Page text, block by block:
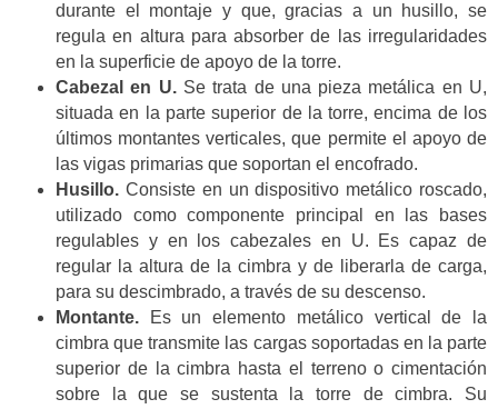
durante el montaje y que, gracias a un husillo, se
regula en altura para absorber de las irregularidades
en la superficie de apoyo de la torre.
Cabezal en U.Se trata de una pieza metálica en U,
situada en la parte superior de la torre, encima de los
últimos montantes verticales, que permite el apoyo de
las vigas primarias que soportan el encofrado.
Husillo. Consiste en un dispositivo metálico roscado,
utilizado como componente principal en las bases
regulables y en los cabezales en U. Es capaz de
regular la altura de la cimbra y de liberarla de carga,
para su descimbrado, a través de su descenso.
Montante. Es un elemento metálico vertical de la
cimbra que transmite las cargas soportadas en la parte
superior de la cimbra hasta el terreno o cimentación
sobre la que se sustenta la torre de cimbra. Su